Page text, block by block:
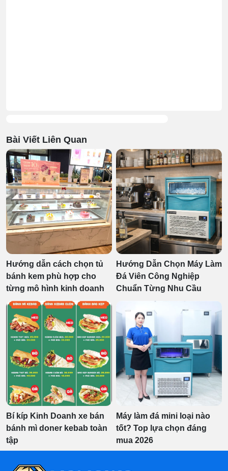
Bài Viết Liên Quan
Hướng dẫn cách chọn tủ
bánh kem phù hợp cho
từng mô hình kinh doanh
Hướng Dẫn Chọn Máy Làm
Đá Viên Công Nghiệp
Chuẩn Từng Nhu Cầu
Bí kíp Kinh Doanh xe bán
bánh mì doner kebab toàn
tập
Máy làm đá mini loại nào
tốt? Top lựa chọn đáng
mua 2026